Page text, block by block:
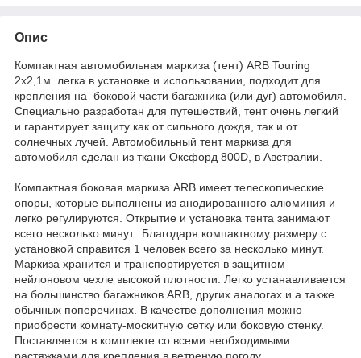
Опис
Компактная автомобильная маркиза (тент) ARB Touring
2x2,1м. легка в установке и использовании, подходит для
крепления на боковой части багажника (или дуг) автомобиля.
Специально разработан для путешествий, тент очень легкий
и гарантирует защиту как от сильного дождя, так и от
солнечных лучей. Автомобильный тент маркиза для
автомобиля сделан из ткани Оксфорд 800D, в Австралии.
Компактная боковая маркиза ARB имеет телескопические
опоры, которые выполнены из анодированного алюминия и
легко регулируются. Открытие и установка тента занимают
всего несколько минут. Благодаря компактному размеру с
установкой справится 1 человек всего за несколько минут.
Маркиза хранится и транспортируется в защитном
нейлоновом чехле высокой плотности. Легко устанавливается
на большинство багажников ARB, других аналогах и а также
обычных поперечинах. В качестве дополнения можно
приобрести комнату-москитную сетку или боковую стенку.
Поставляется в комплекте со всеми необходимыми
растяжками для крепления в ветреную погоду.